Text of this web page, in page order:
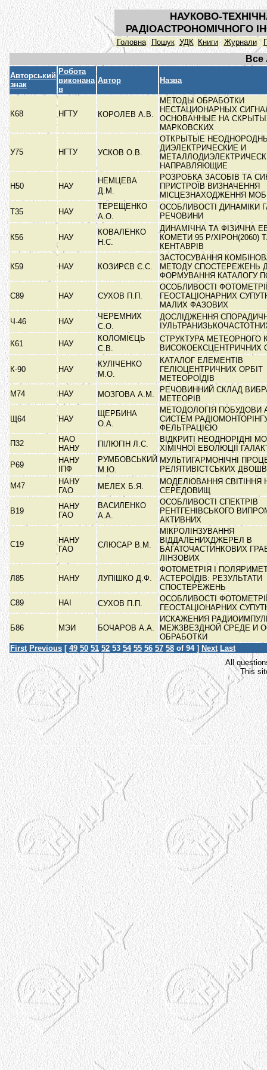
НАУКОВО-
РАДІОАСТРОНОМІЧНОГО
Головна Пошук УДК Книги Журнали
Все
Авторський
знак
Робота
виконана
в
Автор Назва
К68 НГТУ КОРОЛЕВ А.В.
МЕТОДЫ ОБРАБОТКИ
НЕСТАЦИОНАРНЫХ
ОСНОВАННЫЕ НА
МАРКОВСКИХ
У75 НГТУ УСКОВ О.В.
ОТКРЫТЫЕ
ДИЭЛЕКТРИЧЕСКИЕ И
НАПРАВЛЯЮЩИЕ
Н50 НАУ
НЕМЦЕВА
Д.М.
РОЗРОБКА ЗАСОБІВ ТА
ПРИСТРОЇВ ВИЗНАЧЕННЯ
МІСЦЕЗНАХОДЖЕННЯ
Т35
НАУ
ТЕРЕЩЕНКО
А.О.
ОСОБЛИВОСТІ ДИНАМІКИ
РЕЧОВИНИ
К56 НАУ
КОВАЛЕНКО
Н.С.
ДИНАМІЧНА ТА ФІЗИЧНА
КОМЕТИ 95 Р/ХІРОН(2060)
КЕНТАВРІВ
К59 НАУ КОЗИРЄВ Є.С.
ЗАСТОСУВАННЯ
МЕТОДУ СПОСТЕРЕЖЕНЬ
ФОРМУВАННЯ КАТАЛОГУ
С89 НАУ СУХОВ П.П.
ОСОБЛИВОСТІ
ГЕОСТАЦІОНАРНИХ
МАЛИХ ФАЗОВИХ
Ч-46
НАУ
ЧЕРЕМНИХ
С.О.
ДОСЛІДЖЕННЯ
К61
НАУ
КОЛОМІЄЦЬ
С.В.
СТРУКТУРА МЕТЕОРНОГО
ВИСОКОЕКСЦЕНТРИЧНИХ
К-90 НАУ
КУЛІЧЕНКО
М.О.
КАТАЛОГ ЕЛЕМЕНТІВ
ГЕЛІОЦЕНТРИЧНИХ ОРБІТ
МЕТЕОРОЇДІВ
М74
НАУ МОЗГОВА А.М.
РЕЧОВИННИЙ СКЛАД
МЕТЕОРІВ
Щ64 НАУ
ЩЕРБИНА
О.А.
МЕТОДОЛОГІЯ ПОБУДОВИ
СИСТЕМ
ФЕЛЬТРАЦІЄЮ
П32
НАО
НАНУ
ПІЛЮГІН Л.С.
ВІДКРИТІ НЕОДНОРІДНІ
ХІМІЧНОЇ ЕВОЛЮЦІЇ
Р69
НАНУ
ІПФ
РУМБОВСЬКИЙ
М.Ю.
МУЛЬТИГАРМОНІЧНІ
РЕЛЯТИВІСТСЬКИХ
М47
НАНУ
ГАО
МЕЛЕХ Б.Я.
МОДЕЛЮВАННЯ СВІТІННЯ
СЕРЕДОВИЩ
В19
НАНУ
ГАО
ВАСИЛЕНКО
А.А.
ОСОБЛИВОСТІ СПЕКТРІВ
РЕНТГЕНІВСЬКОГО
АКТИВНИХ
С19
НАНУ
ГАО
СЛЮСАР В.М.
МІКРОЛІНЗУВАННЯ
ВІДДАЛЕНИХДЖЕРЕЛ В
БАГАТОЧАСТИНКОВИХ
ЛІНЗОВИХ
Л85 НАНУ ЛУПІШКО Д.Ф.
ФОТОМЕТРІЯ І
АСТЕРОЇДІВ: РЕЗУЛЬТАТИ
СПОСТЕРЕЖЕНЬ
C89
НАІ СУХОВ П.П.
ОСОБЛИВОСТІ
ГЕОСТАЦІОНАРНИХ
Б86 МЭИ БОЧАРОВ А.А.
ИСКАЖЕНИЯ
МЕЖЗВЕЗДНОЙ СРЕДЕ И
ОБРАБОТКИ
First Previous [ 49 50 51 52 53 54 55 56 57 58 of 94 ] Next Last
All
This